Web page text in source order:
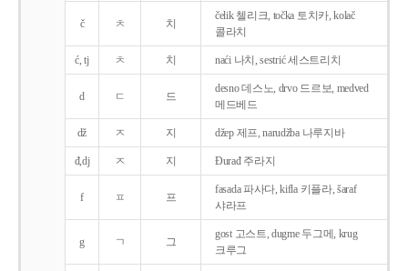
č ㅊ 치
čelik 첼리크, točka 토치카, kolač
콜라치
ć, tj ㅊ 치 naći 나치, sestrić 세스트리치
d ㄷ 드
desno 데스노, drvo 드르보, medved
메드베드
dž ㅈ 지 džep 제프, narudžba 나루지바
đ,dj ㅈ 지 Ðurađ 주라지
f ㅍ 프
fasada 파사다, kifla 키플라, šaraf
샤라프
g ㄱ 그
gost 고스트, dugme 두그메, krug
크루그